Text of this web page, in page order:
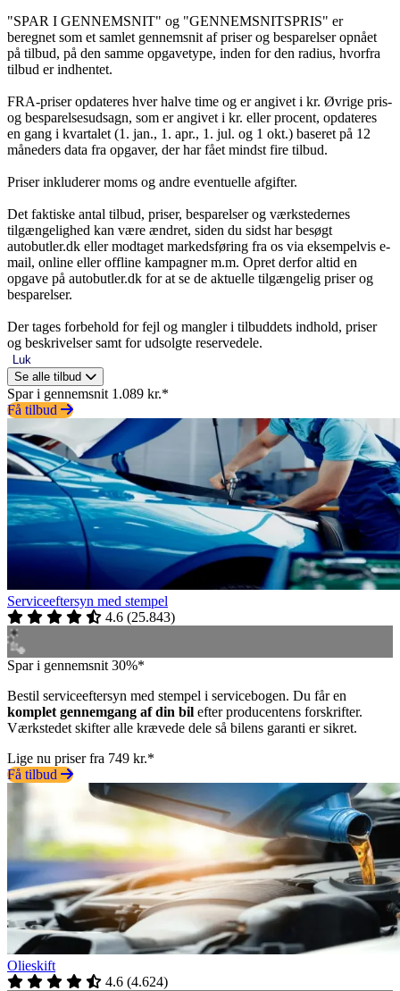
"SPAR I GENNEMSNIT" og "GENNEMSNITSPRIS" er
beregnet som et samlet gennemsnit af priser og besparelser opnået
på tilbud, på den samme opgavetype, inden for den radius, hvorfra
tilbud er indhentet.
FRA-priser opdateres hver halve time og er angivet i kr. Øvrige pris-
og besparelsesudsagn, som er angivet i kr. eller procent, opdateres
en gang i kvartalet (1. jan., 1. apr., 1. jul. og 1 okt.) baseret på 12
måneders data fra opgaver, der har fået mindst fire tilbud.
Priser inkluderer moms og andre eventuelle afgifter.
Det faktiske antal tilbud, priser, besparelser og værkstedernes
tilgængelighed kan være ændret, siden du sidst har besøgt
autobutler.dk eller modtaget markedsføring fra os via eksempelvis e-
mail, online eller offline kampagner m.m. Opret derfor altid en
opgave på autobutler.dk for at se de aktuelle tilgængelig priser og
besparelser.
Der tages forbehold for fejl og mangler i tilbuddets indhold, priser
og beskrivelser samt for udsolgte reservedele.
Luk
Se alle tilbud
Spar i gennemsnit 1.089 kr.*
Få tilbud
Serviceeftersyn med stempel
4.6 (25.843)
Spar i gennemsnit 30%*
Bestil serviceeftersyn med stempel i servicebogen. Du får en
komplet gennemgang af din bil efter producentens forskrifter.
Værkstedet skifter alle krævede dele så bilens garanti er sikret.
Lige nu priser fra 749 kr.*
Få tilbud
Olieskift
4.6 (4.624)